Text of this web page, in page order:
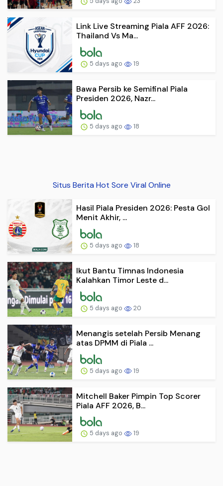
Link Live Streaming Piala AFF 2026:
Thailand Vs Ma...
5 days ago 19
Bawa Persib ke Semifinal Piala
Presiden 2026, Nazr...
5 days ago 18
Situs Berita Hot Sore Viral Online
Hasil Piala Presiden 2026: Pesta Gol
Menit Akhir, ...
5 days ago 18
Ikut Bantu Timnas Indonesia
Kalahkan Timor Leste d...
5 days ago 20
Menangis setelah Persib Menang
atas DPMM di Piala ...
5 days ago 19
Mitchell Baker Pimpin Top Scorer
Piala AFF 2026, B...
5 days ago 19